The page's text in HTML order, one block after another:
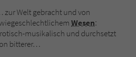
zur Welt gebracht und von
Wesen:
musikalisch und durchsetzt
bitterer…